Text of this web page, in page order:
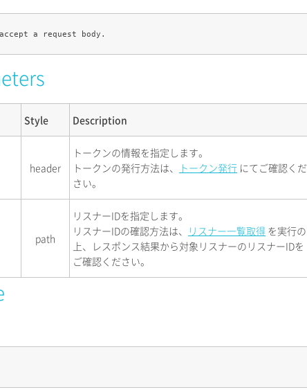
Style Description
header
トークンの情報を指定します。
トークンの発行方法は、
トークン発行 にてご確認くだ
さい。
path
リスナーIDを指定します。
リスナーIDの確認方法は、
リスナー一覧取得 を実行の
上、レスポンス結果から対象リスナーのリスナーIDを
ご確認ください。